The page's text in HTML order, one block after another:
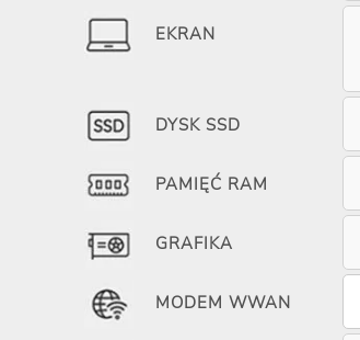
EKRAN
DYSK SSD
PAMIĘĆ RAM
GRAFIKA
MODEM WWAN